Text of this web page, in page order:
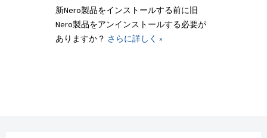
新Nero製品をインストールする前に旧
Nero製品をアンインストールする必要が
ありますか？ さらに詳しく »